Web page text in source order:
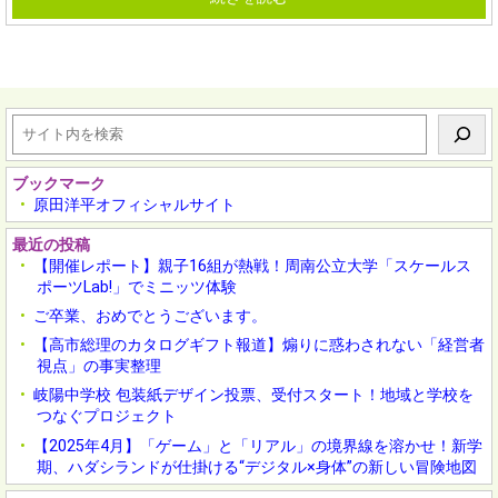
検
ブックマーク
原田洋平オフィシャルサイト
最近の投稿
【開催レポート】親子16組が熱戦！周南公立大学「スケールス
ポーツLab!」でミニッツ体験
ご卒業、おめでとうございます。
【高市総理のカタログギフト報道】煽りに惑わされない「経営者
視点」の事実整理
岐陽中学校 包装紙デザイン投票、受付スタート！地域と学校を
つなぐプロジェクト
【2025年4月】「ゲーム」と「リアル」の境界線を溶かせ！新学
期、ハダシランドが仕掛ける“デジタル×身体”の新しい冒険地図